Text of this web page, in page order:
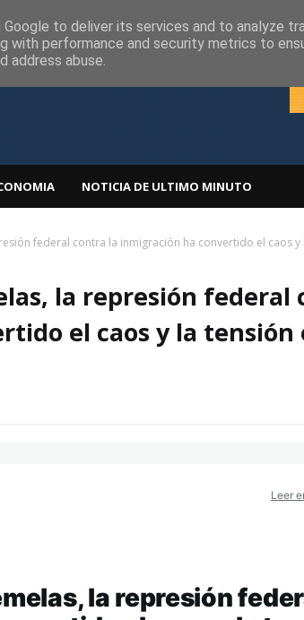
NOTICIA DE ULTIMO MINUTO
federal contra la inmigración ha convertido el caos y
la represión federal
el caos y la tensión
Leer
la represión
to deliver its services and to analyze
with performance and security metrics to
address abuse.